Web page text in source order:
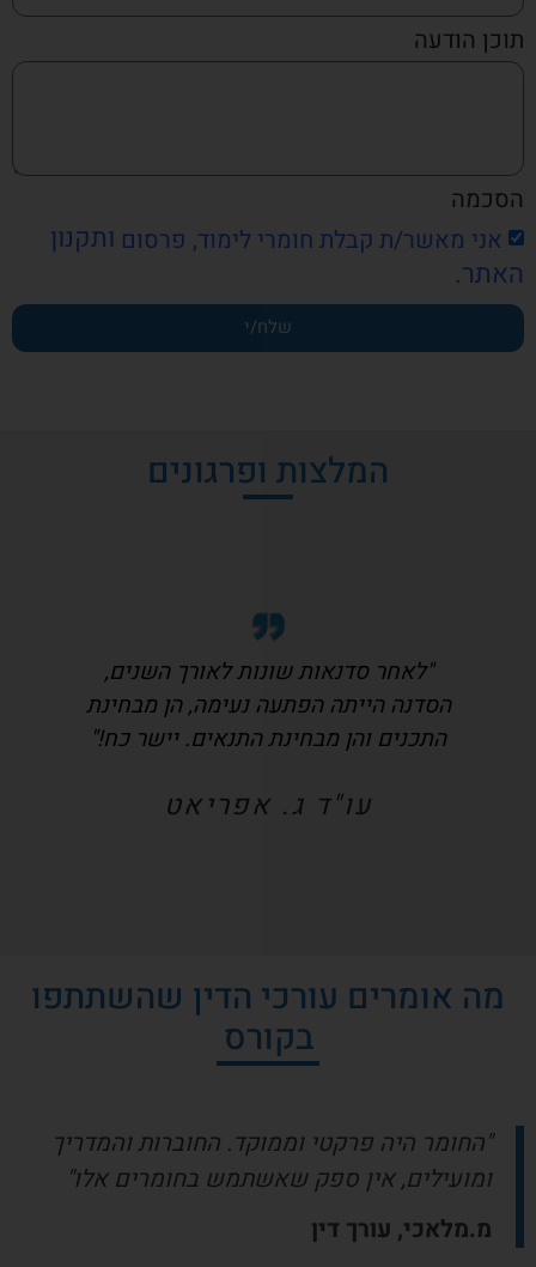
תוכן הודעה
הסכמה
אני מאשר/ת קבלת חומרי לימוד, פרסום ותקנון
האתר.
שלח/י
המלצות ופרגונים
"לאחר סדנאות שונות לאורך השנים,
הסדנה הייתה הפתעה נעימה, הן מבחינת
התכנים והן מבחינת התנאים. יישר כח!"
עו"ד ג. אפריאט
מה אומרים עורכי הדין שהשתתפו
בקורס
"החומר היה פרקטי וממוקד. החוברות והמדריך
ומועילים, אין ספק שאשתמש בחומרים אלו"
מ.מלאכי, עורך דין